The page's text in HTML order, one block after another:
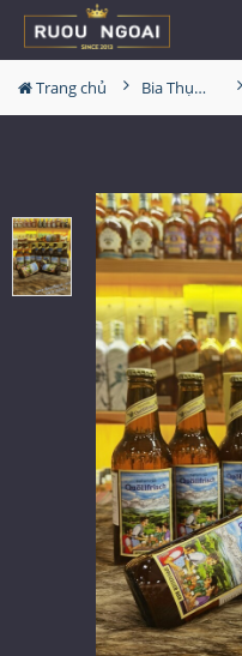
Trang chủ Bia Thụy Sĩ